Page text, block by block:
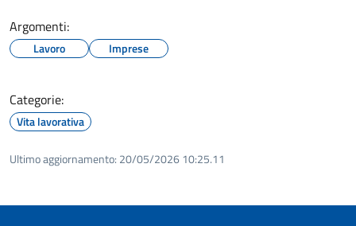
Argomenti:
Lavoro Imprese
Categorie:
Vita lavorativa
Ultimo aggiornamento: 20/05/2026 10:25.11